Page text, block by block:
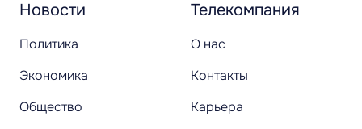
Новости
Политика
Экономика
Общество
Телекомпания
О нас
Контакты
Карьера